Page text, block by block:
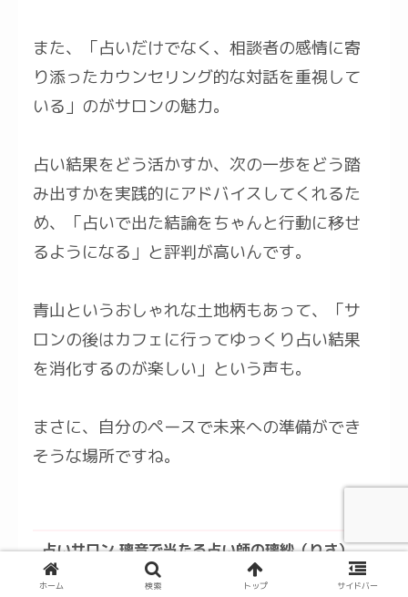
また、「占いだけでなく、相談者の感情に寄
り添ったカウンセリング的な対話を重視して
いる」のがサロンの魅力。
占い結果をどう活かすか、次の一歩をどう踏
み出すかを実践的にアドバイスしてくれるた
め、「占いで出た結論をちゃんと行動に移せ
るようになる」と評判が高いんです。
青山というおしゃれな土地柄もあって、「サ
ロンの後はカフェに行ってゆっくり占い結果
を消化するのが楽しい」という声も。
まさに、自分のペースで未来への準備ができ
そうな場所ですね。
占いサロン 璃音で当たる占い師の璃紗（りさ）
先生
ホーム 検索 トップ サイドバー